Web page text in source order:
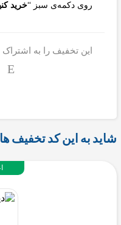
روی دکمه‌ی سبز “خرید
این تخفیف را به اشتراک
شاید به این کد تخفیف